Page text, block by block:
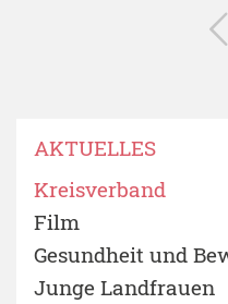
AKTUELLES
Kreisverband
Film
Gesundheit und
Junge Landfrauen